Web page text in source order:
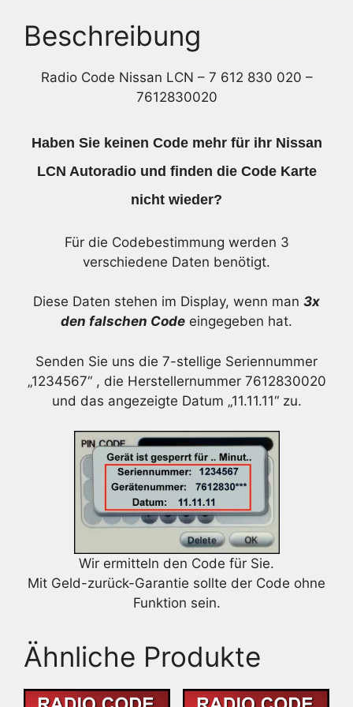
-
7612830020
Beschreibung
Radio Code Nissan LCN – 7 612 830 020 –
7612830020
Haben Sie keinen Code mehr für ihr Nissan
LCN Autoradio und finden die Code Karte
nicht wieder?
Für die Codebestimmung werden 3
verschiedene Daten benötigt.
Diese Daten stehen im Display, wenn man 3x
den falschen Code eingegeben hat.
Senden Sie uns die 7-stellige Seriennummer
„1234567“ , die Herstellernummer 7612830020
und das angezeigte Datum „11.11.11“ zu.
Wir ermitteln den Code für Sie.
Mit Geld-zurück-Garantie sollte der Code ohne
Funktion sein.
Ähnliche Produkte